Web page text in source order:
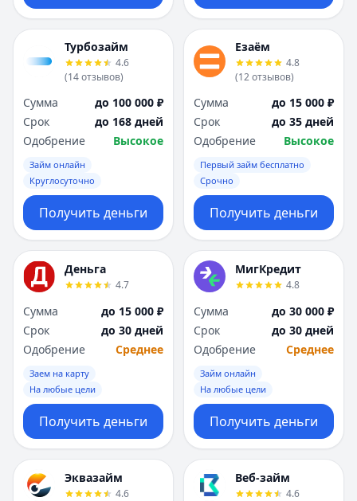
Турбозайм
4.6
(14отзывов)
Сумма
до 100 000 ₽
Срок
до 168 дней
Одобрение
Высокое
Займ онлайн
Круглосуточно
Получить деньги
Езаём
4.8
(12отзывов)
Сумма
до 15 000 ₽
Срок
до 35 дней
Одобрение
Высокое
Первый займ бесплатно
Срочно
Получить деньги
Деньга
4.7
Сумма
до 15 000 ₽
Срок
до 30 дней
Одобрение
Среднее
Заем на карту
На любые цели
Получить деньги
МигКредит
4.8
Сумма
до 30 000 ₽
Срок
до 30 дней
Одобрение
Среднее
Займ онлайн
На любые цели
Получить деньги
Эквазайм
4.6
Веб-займ
4.6